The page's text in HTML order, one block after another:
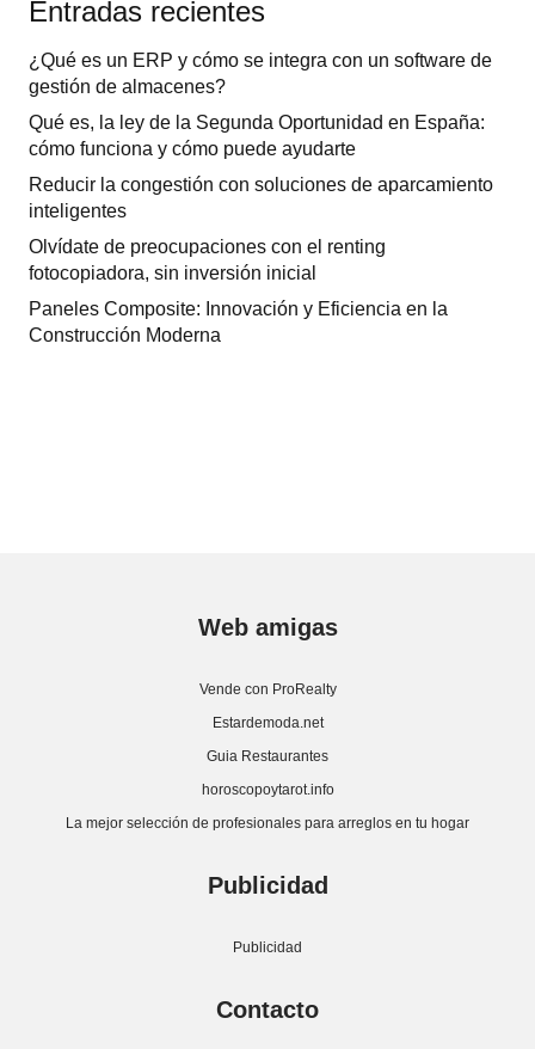
Entradas recientes
¿Qué es un ERP y cómo se integra con un software de
gestión de almacenes?
Qué es, la ley de la Segunda Oportunidad en España:
cómo funciona y cómo puede ayudarte
Reducir la congestión con soluciones de aparcamiento
inteligentes
Olvídate de preocupaciones con el renting
fotocopiadora, sin inversión inicial
Paneles Composite: Innovación y Eficiencia en la
Construcción Moderna
Web amigas
Vende con ProRealty
Estardemoda.net
Guia Restaurantes
horoscopoytarot.info
La mejor selección de profesionales para arreglos en tu hogar
Publicidad
Publicidad
Contacto